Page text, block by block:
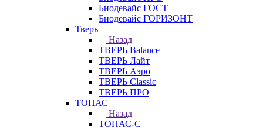
Биодевайс ГОСТ
Биодевайс ГОРИЗОНТ
Тверь
Назад
ТВЕРЬ Balance
ТВЕРЬ Лайт
ТВЕРЬ Аэро
ТВЕРЬ Classic
ТВЕРЬ ПРО
ТОПАС
Назад
ТОПАС-С